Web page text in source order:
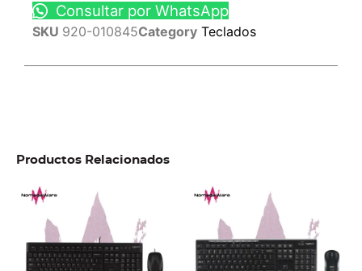
Consultar por WhatsApp
SKU 920-010845Category Teclados
Productos Relacionados